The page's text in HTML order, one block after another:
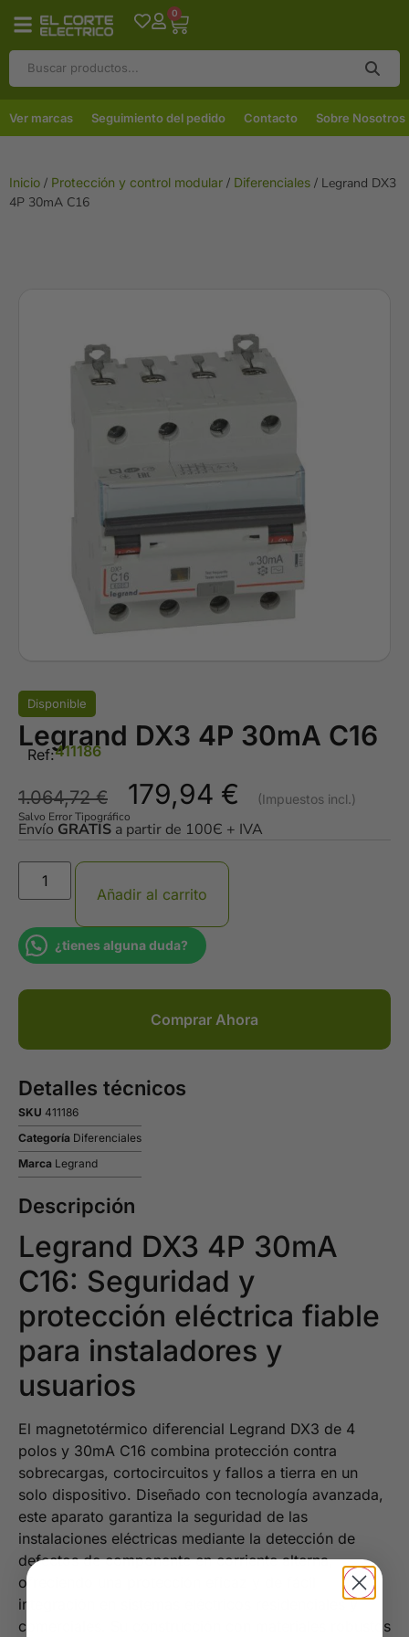
0
Ver marcas Seguimiento del pedido Contacto Sobre Nosotros
Inicio / Protección y control modular / Diferenciales / Legrand DX3
4P 30mA C16
Disponible
Legrand DX3 4P 30mA C16
Ref:411186
1.064,72€ 179,94 €
Salvo Error Tipográfico
Envío GRATIS a partir de 100Є + IVA
Añadir al carrito
¿tienes alguna duda?
Comprar Ahora
Detalles técnicos
SKU 411186
Categoría Diferenciales
Marca Legrand
Descripción
Legrand DX3 4P 30mA
C16: Seguridad y
protección eléctrica fiable
para instaladores y
usuarios
El magnetotérmico diferencial Legrand DX3 de 4
polos y 30mA C16 combina protección contra
sobrecargas, cortocircuitos y fallos a tierra en un
solo dispositivo. Diseñado con tecnología avanzada,
este aparato garantiza la seguridad de las
instalaciones eléctricas mediante la detección de
defectos de componente en corriente alterna,
ofreciendo una protección eficaz y de fácil
integración en sistemas eléctricos residenciales y
comerciales. Su construcción con materiales robustos